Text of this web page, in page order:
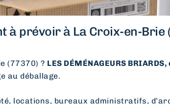
à prévoir à La Croix-en-Brie
(77370) ? LES DÉMÉNAGEURS
au déballage.
locations, bureaux administratifs,